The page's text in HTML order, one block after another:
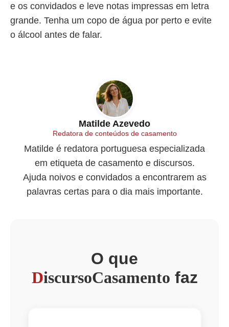
e os convidados e leve notas impressas em letra
grande. Tenha um copo de água por perto e evite
o álcool antes de falar.
Matilde Azevedo
Redatora de conteúdos de casamento
Matilde é redatora portuguesa especializada
em etiqueta de casamento e discursos.
Ajuda noivos e convidados a encontrarem as
palavras certas para o dia mais importante.
O que
DiscursoCasamento faz